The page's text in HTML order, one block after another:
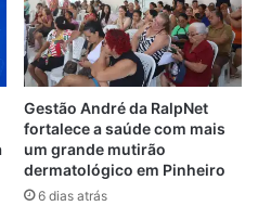
a proteção e a
que vão consumir
estarão sendo
circuitos oficiais de
a capacitação, os
Gestão André da RalpNet
fortalece a saúde com mais
um grande mutirão
dermatológico em Pinheiro
6 dias atrás